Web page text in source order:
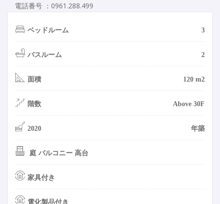
電話番号 ：0961.288.499
ベッドルーム 3
バスルーム 2
面積 120 m2
階数 Above 30F
2020 年築
庭 バルコニー 高台
家具付き
電化製品付き